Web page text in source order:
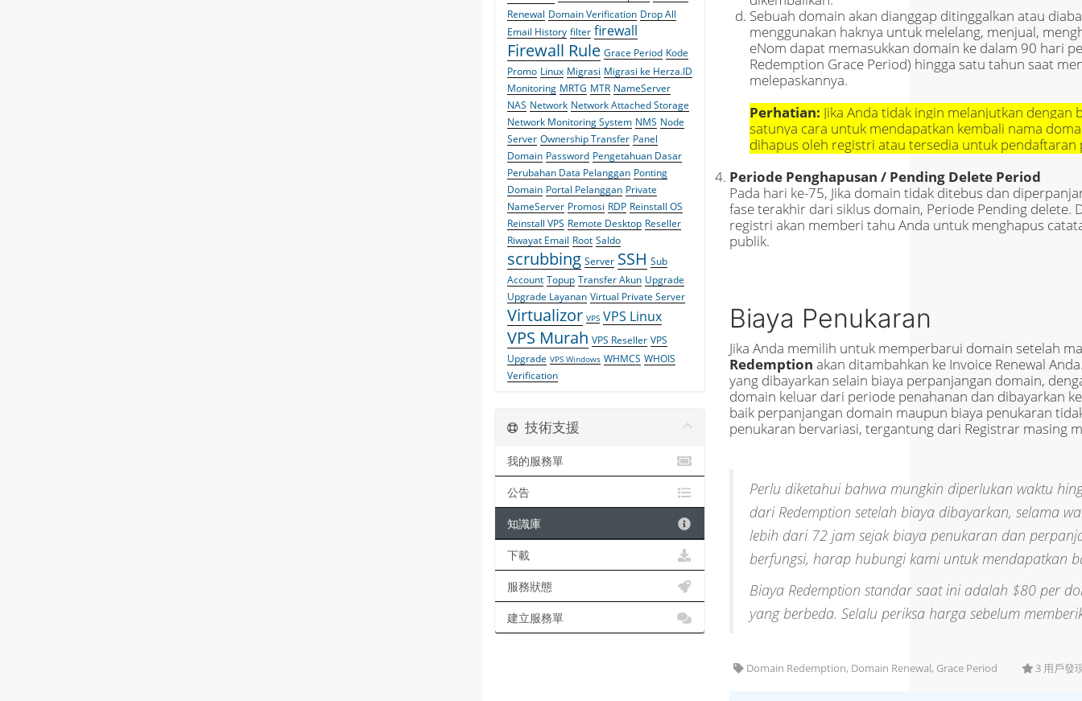
Sebuah domain akan dianggap ditinggalkan atau
menggunakan haknya untuk melelang, menjual,
eNom dapat memasukkan domain ke dalam 90 hari
Redemption Grace Period) hingga satu tahun saat
melepaskannya.
Perhatian: Jika Anda tidak ingin melanjutkan
satunya cara untuk mendapatkan kembali nama
dihapus oleh registri atau tersedia untuk pendaftaran
Periode Penghapusan / Pending Delete Period
Pada hari ke-75, Jika domain tidak ditebus dan
fase terakhir dari siklus domain, Periode Pending delete.
registri akan memberi tahu Anda untuk menghapus
publik.
Biaya Penukaran
Jika Anda memilih untuk memperbarui domain setelah
Redemption akan ditambahkan ke Invoice Renewal
yang dibayarkan selain biaya perpanjangan domain,
domain keluar dari periode penahanan dan dibayarkan
baik perpanjangan domain maupun biaya penukaran
penukaran bervariasi, tergantung dari Registrar masing
Perlu diketahui bahwa mungkin diperlukan waktu
dari Redemption setelah biaya dibayarkan, selama
lebih dari 72 jam sejak biaya penukaran dan
berfungsi, harap hubungi kami untuk mendapatkan
Biaya Redemption standar saat ini adalah $80 per
yang berbeda. Selalu periksa harga sebelum
Domain Redemption, Domain Renewal, Grace Period 3 用戶發
Renewal Domain Verification Drop All
Email History filter firewall
Firewall Rule Grace Period Kode
Promo Linux Migrasi Migrasi ke Herza.ID
Monitoring MRTG MTR NameServer
NAS Network Network Attached Storage
Network Monitoring System NMS Node
Server Ownership Transfer Panel
Domain Password Pengetahuan Dasar
Perubahan Data Pelanggan Ponting
Domain Portal Pelanggan Private
NameServer Promosi RDP Reinstall OS
Reinstall VPS Remote Desktop Reseller
Riwayat Email Root Saldo
scrubbing Server SSH Sub
Account Topup Transfer Akun Upgrade
Upgrade Layanan Virtual Private Server
Virtualizor VPS VPS Linux
VPS Murah VPS Reseller VPS
Upgrade VPS Windows WHMCS WHOIS
Verification
技術支援
我的服務單
公告
知識庫
下載
服務狀態
建立服務單